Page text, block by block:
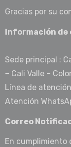
Gracias por su
Información
Sede principal :
– Cali Valle –
Línea de
Atención
Correo
En cumplimiento